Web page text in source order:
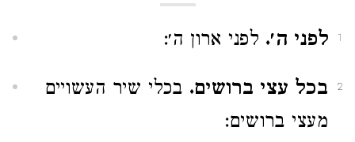
1 לפני ה׳. לפני ארון ה׳:
2 בכל עצי ברושים. בכלי שיר העשויים
מעצי ברושים: